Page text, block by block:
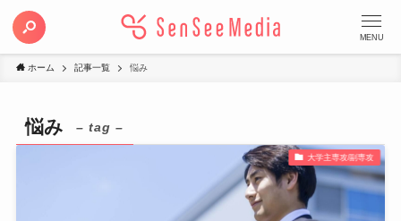
MENU
ホーム 記事一覧 悩み
悩み – tag –
大学主専攻/副専攻